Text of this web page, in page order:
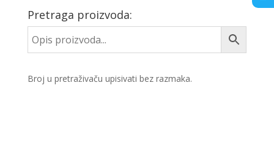
Pretraga proizvoda:
Broj u pretraživaču upisivati bez razmaka.